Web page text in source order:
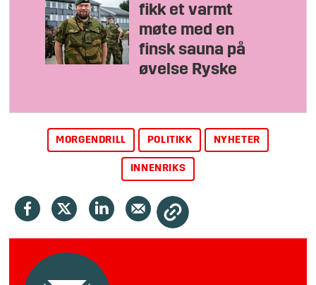
fikk et varmt
møte med en
finsk sauna på
øvelse Ryske
MORGENDRILL POLITIKK NYHETER
INNENRIKS